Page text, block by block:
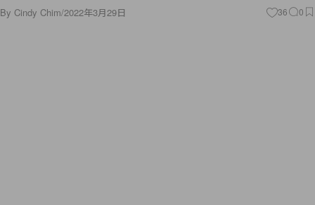
By Cindy Chim/2022年3月29日 36 0